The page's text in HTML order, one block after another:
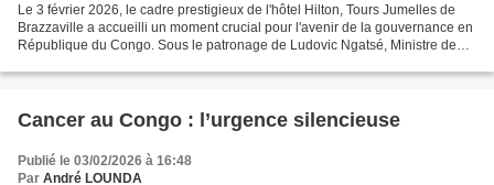
Le 3 février 2026, le cadre prestigieux de l'hôtel Hilton, Tours Jumelles de
Brazzaville a accueilli un moment crucial pour l'avenir de la gouvernance en
République du Congo. Sous le patronage de Ludovic Ngatsé, Ministre de
Cancer au Congo : l’urgence silencieuse
Publié le 03/02/2026 à 16:48
Par André LOUNDA